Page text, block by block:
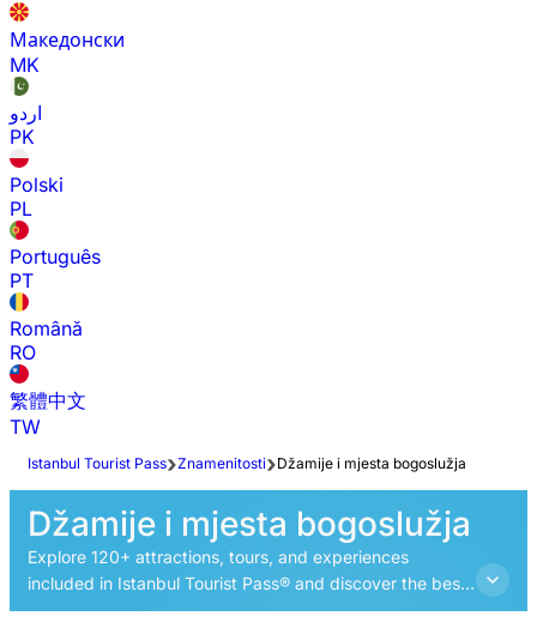
Македонски
MK
اردو
PK
Polski
PL
Português
PT
Română
RO
繁體中文
TW
Istanbul Tourist Pass Znamenitosti Džamije i mjesta bogoslužja
Džamije i mjesta bogoslužja
Explore 120+ attractions, tours, and experiences
included in Istanbul Tourist Pass® and discover the best
things to do in Istanbul.